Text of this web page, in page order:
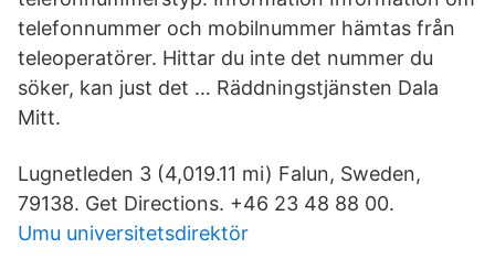
telefonnummer och mobilnummer hämtas från
teleoperatörer. Hittar du inte det nummer du
söker, kan just det … Räddningstjänsten Dala
Mitt.
Lugnetleden 3 (4,019.11 mi) Falun, Sweden,
79138. Get Directions. +46 23 48 88 00.
Umu universitetsdirektör